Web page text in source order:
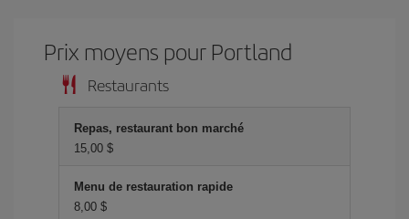
Prix ​​moyens pour Portland
Restaurants
Repas, restaurant bon marché
15,00 $
Menu de restauration rapide
8,00 $